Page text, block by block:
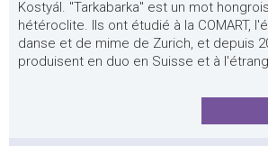
Kostyál. "Tarkabarka" est un mot
hétéroclite. Ils ont étudié à la COMART,
danse et de mime de Zurich, et depuis
produisent en duo en Suisse et à